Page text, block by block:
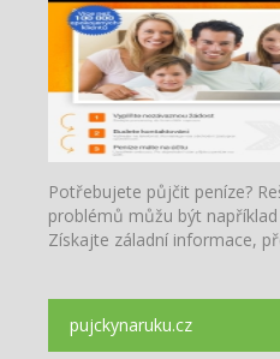
Potřebujete půjčit peníze?
problémů můžu být
Získajte záladní informace,
pujckynaruku.cz